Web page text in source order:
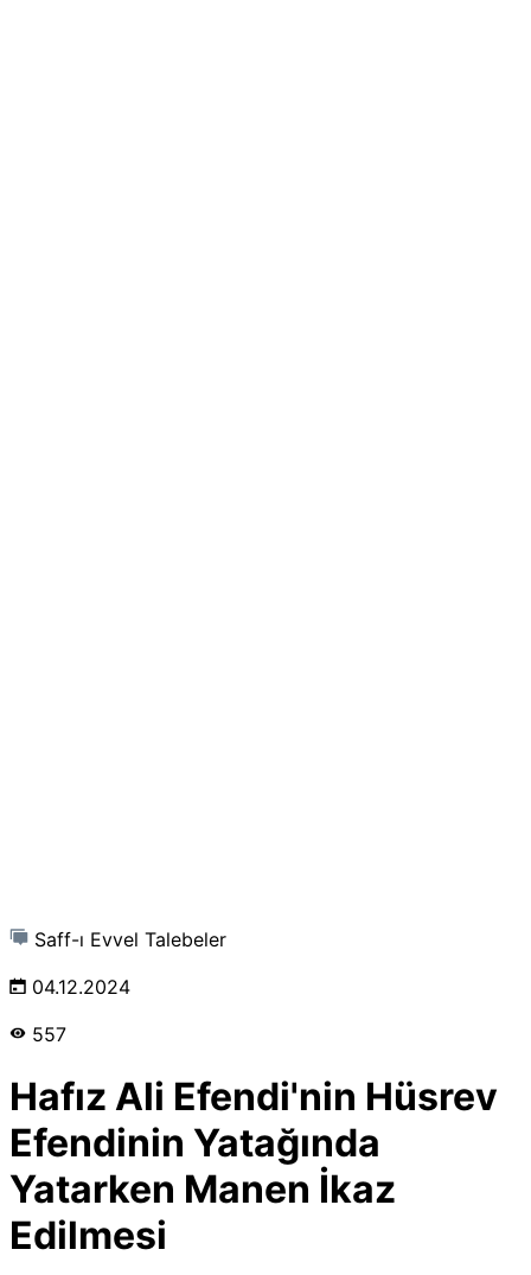
Saff-ı Evvel Talebeler
04.12.2024
557
Hafız Ali Efendi'nin Hüsrev
Efendinin Yatağında
Yatarken Manen İkaz
Edilmesi